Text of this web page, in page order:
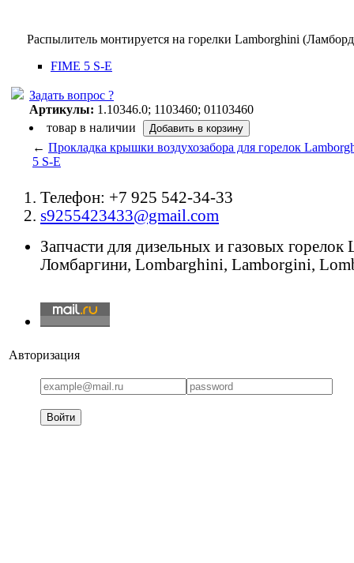
Распылитель монтируется на горелки Lamborghini
FIME 5 S-E
Задать вопрос ?
Артикулы: 1.10346.0; 1103460; 01103460
товар в наличии
← Прокладка крышки воздухозабора для горелок
5 S-E
Телефон: +7 925 542-34-33
s9255423433@gmail.com
Запчасти для дизельных и газовых
Ломбаргини, Lombarghini, Lamborgini,
Авторизация